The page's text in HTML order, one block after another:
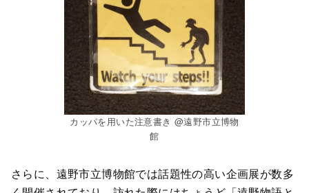
カッパを用いた注意書き @遠野市立博物
館
さらに、遠野市立博物館では話題性の高い企画展が数多